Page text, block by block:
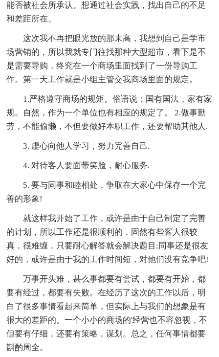
能否被社会所承认。想通过社会实践，找出自己的不足
和差距所在。
这次我不再把眼光放的那末高，我想到自己是学市
场营销的，所以我就专门往找那种大型超市，看下是不
是需要导购，终究在一个商场里面找到了一份导购工
作。第一天工作就是小组主管交我商场里面的规定。
1.严格遵守商场的规矩。俗语说：国有国法，家有家
规。自然，作为一个单位也有相应的规定了。 2.做事勤
劳，不能偷懒，不但要做好本职工作，还要帮助其他人.
3. 虚心向他人学习，努力完善自己.
4. 对待客人要面带笑脸，耐心服务.
5. 要与同事和睦相处，争取在大家心中保存一个完
善的形象!
就这样我开始了工作，或许是由于自己制定了完善
的计划，所以工作还是很顺利的，固然有些客人很较
真，很难缠，只要耐心解答就会解决题目;同事还是很友
好的，或许是由于我的工作时间短，对他们没有竞争吧!
万事开头难，甚么事都要有尝试，都要有开始，都
要有经过，都要有失败。在经历了这次的工作以后，明
白了很多事情看起来简单，但实际上与我们的想象是有
很大的差距的。一个小小的商场的'经营也不容忽视，不
但要有仔细，还要有策略，谋划。总之，任何事情都要
斟酌周全。